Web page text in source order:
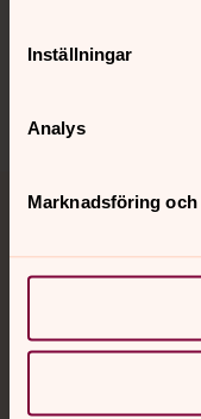
Inställningar
Analys
Marknadsföring
Sociala kanaler
Akut samtals- och
med en präst på